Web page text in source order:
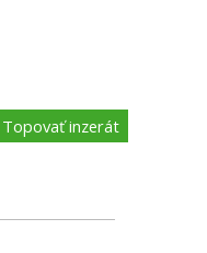
Topovať inzerát